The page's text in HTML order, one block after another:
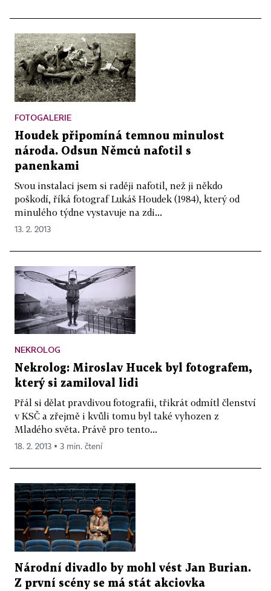
FOTOGALERIE
Houdek připomíná temnou minulost
národa. Odsun Němců nafotil s
panenkami
Svou instalaci jsem si raději nafotil, než ji někdo
poškodí, říká fotograf Lukáš Houdek (1984), který od
minulého týdne vystavuje na zdi...
13. 2. 2013
NEKROLOG
Nekrolog: Miroslav Hucek byl fotografem,
který si zamiloval lidi
Přál si dělat pravdivou fotografii, třikrát odmítl členství
v KSČ a zřejmě i kvůli tomu byl také vyhozen z
Mladého světa. Právě pro tento...
18. 2. 2013 ▪ 3 min. čtení
Národní divadlo by mohl vést Jan Burian.
Z první scény se má stát akciovka